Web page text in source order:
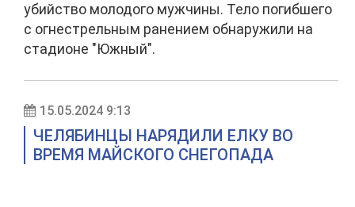
убийство молодого мужчины. Тело погибшего
с огнестрельным ранением обнаружили на
стадионе "Южный".
15.05.2024 9:13
ЧЕЛЯБИНЦЫ НАРЯДИЛИ ЕЛКУ ВО
ВРЕМЯ МАЙСКОГО СНЕГОПАДА